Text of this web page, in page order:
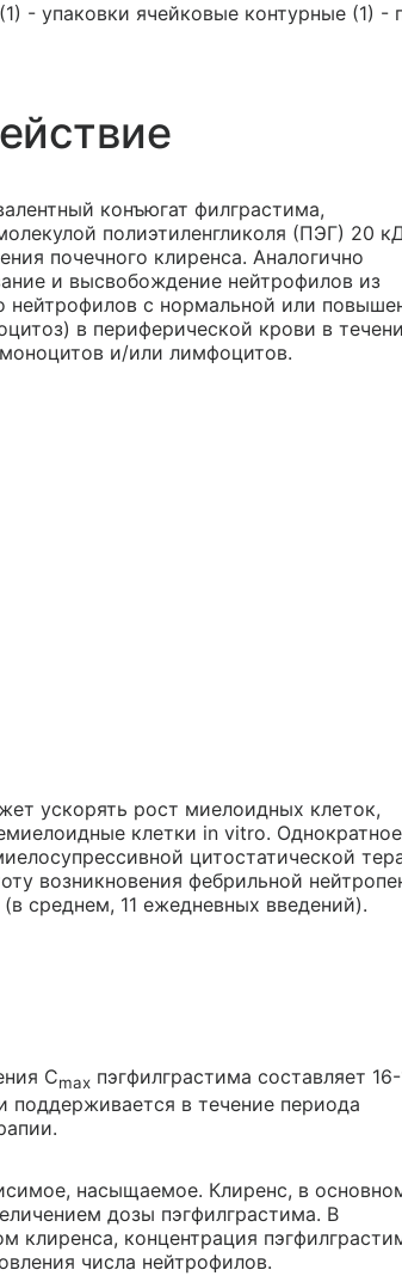
- упаковки ячейковые контурные (1) -
конъюгат филграстима,
полиэтиленгликоля (ПЭГ) 20
почечного клиренса. Аналогично
и высвобождение нейтрофилов из
нейтрофилов с нормальной или
в периферической крови в
и/или лимфоцитов.
ускорять рост миелоидных клеток,
клетки in vitro. Однократное
цитостатической
возникновения фебрильной
среднем, 11 ежедневных введений).
Cmax пэгфилграстима составляет
поддерживается в течение периода
насыщаемое. Клиренс, в
дозы пэгфилграстима. В
клиренса, концентрация
числа нейтрофилов.